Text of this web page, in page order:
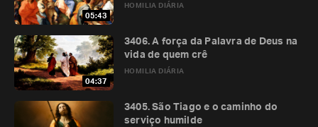
05:43
HOMILIA DIÁRIA
04:37
HOMILIA DIÁRIA
3406. A força da Palavra de Deus na
vida de quem crê
3405. São Tiago e o caminho do
serviço humilde